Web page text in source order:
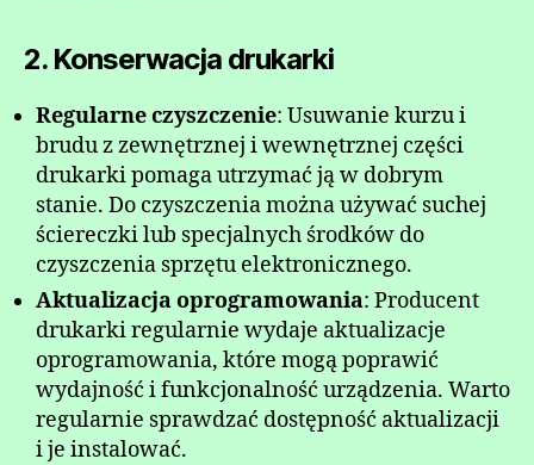
2. Konserwacja drukarki
Regularne czyszczenie: Usuwanie kurzu i
brudu z zewnętrznej i wewnętrznej części
drukarki pomaga utrzymać ją w dobrym
stanie. Do czyszczenia można używać suchej
ściereczki lub specjalnych środków do
czyszczenia sprzętu elektronicznego.
Aktualizacja oprogramowania: Producent
drukarki regularnie wydaje aktualizacje
oprogramowania, które mogą poprawić
wydajność i funkcjonalność urządzenia. Warto
regularnie sprawdzać dostępność aktualizacji
i je instalować.